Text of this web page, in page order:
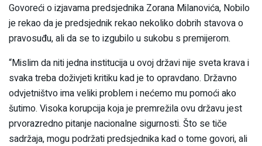
Govoreći o izjavama predsjednika Zorana Milanovića, Nobilo
je rekao da je predsjednik rekao nekoliko dobrih stavova o
pravosuđu, ali da se to izgubilo u sukobu s premijerom.
“Mislim da niti jedna institucija u ovoj državi nije sveta krava i
svaka treba doživjeti kritiku kad je to opravdano. Državno
odvjetništvo ima veliki problem i nećemo mu pomoći ako
šutimo. Visoka korupcija koja je premrežila ovu državu jest
prvorazredno pitanje nacionalne sigurnosti. Što se tiče
sadržaja, mogu podržati predsjednika kad o tome govori, ali